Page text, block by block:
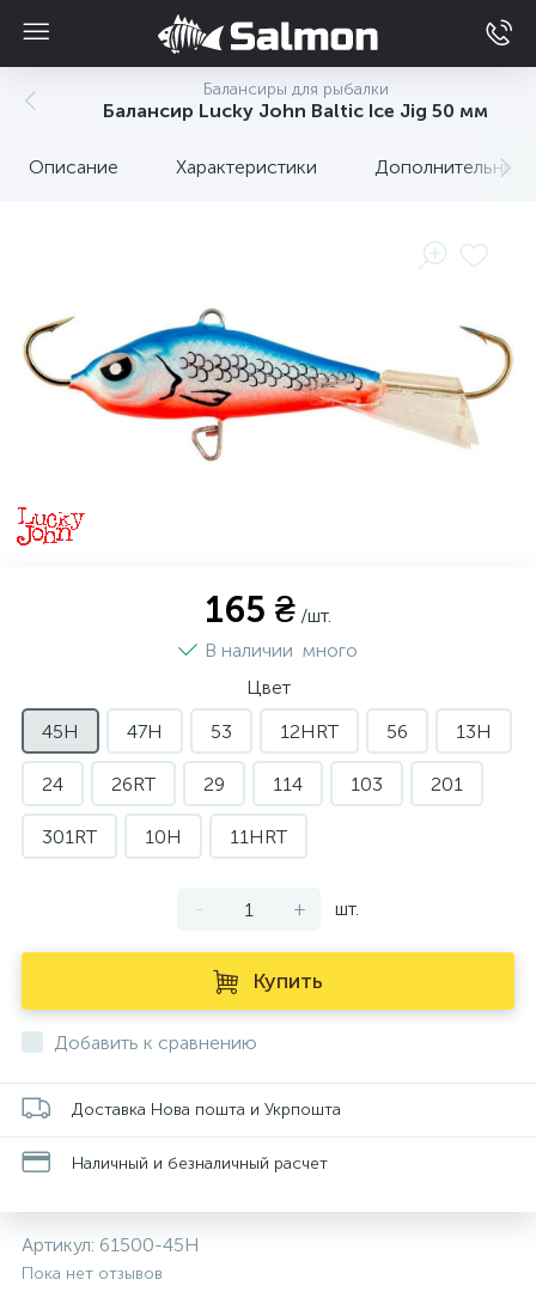
Балансиры для рыбалки
Балансир Lucky John Baltic Ice Jig 50 мм
Описание Характеристики Дополнительные
165 ₴ /шт.
В наличии много
Цвет
45H
47H 53 12HRT 56 13H
24 26RT 29 114 103 201
301RT 10H 11HRT
- + шт.
Купить
Добавить к сравнению
Доставка Нова пошта и Укрпошта
Наличный и безналичный расчет
Артикул: 61500-45H
Пока нет отзывов